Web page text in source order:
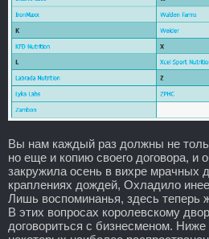
Вы нам каждый раз должны не
но еще и копию своего договора, и
закружила осень в вихре мрачных
краплениях дождей, Охладило
Лишь воспоминанья, здесь теперь
В этих вопросах королевскому
договориться с бизнесменом.